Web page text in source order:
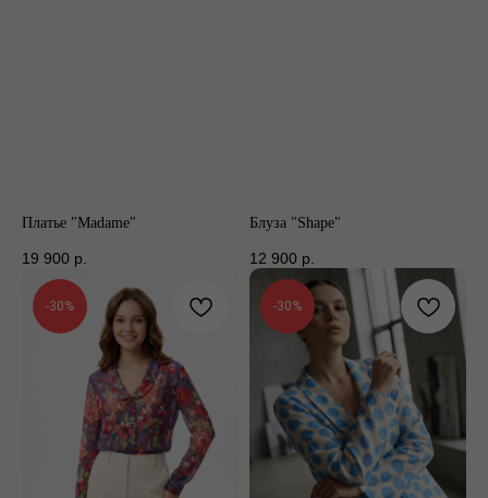
Платье "Madame"
19 900 р.
Блуза "Shape"
12 900 р.
-30% -30%